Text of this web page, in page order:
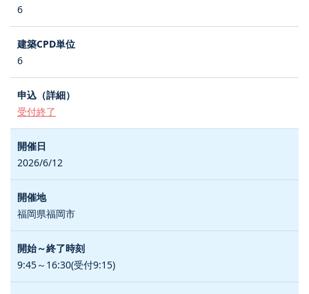
6
6
受付終了
2026/6/12
福岡県福岡市
9:45～16:30(受付9:15)